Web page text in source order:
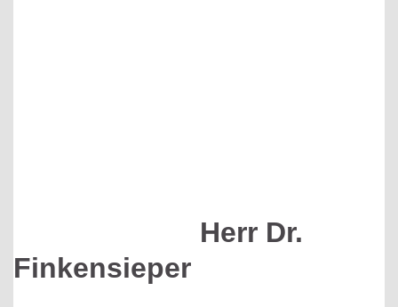
Herr Dr.
Finkensieper